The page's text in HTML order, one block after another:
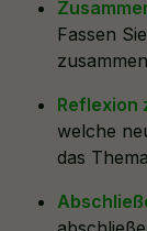
Fassen
Reflexion
welche
das